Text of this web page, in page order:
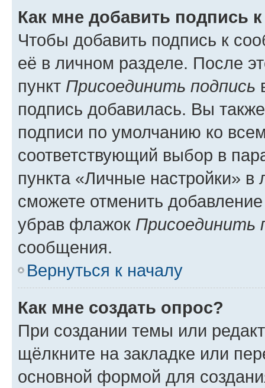
Как мне добавить подпись
Чтобы добавить подпись к
её в личном разделе. После
пункт Присоединить подпись
подпись добавилась. Вы
подписи по умолчанию ко
соответствующий выбор в
пункта «Личные настройки»
сможете отменить
убрав флажок Присоединить
сообщения.
Вернуться к началу
Как мне создать опрос?
При создании темы или
щёлкните на закладке или
основной формой для